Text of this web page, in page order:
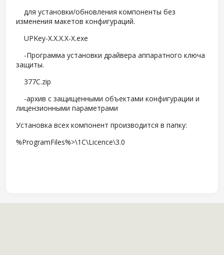
для установки/обновления компоненты без
изменения макетов конфигураций.
UPKey-X.X.X.X-X.exe
-Программа установки драйвера аппаратного ключа
защиты.
377C.zip
-архив с защищенными объектами конфигурации и
лицензионными параметрами
Установка всех компонент производится в папку:
%ProgramFiles%>\1C\Licence\3.0